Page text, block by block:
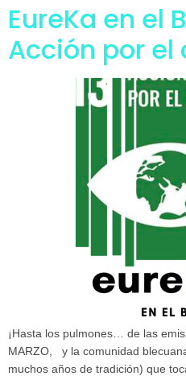
EureKa en el
Acción por el
¡Hasta los pulmones… de las
MARZO, y la comunidad
muchos años de tradición) que